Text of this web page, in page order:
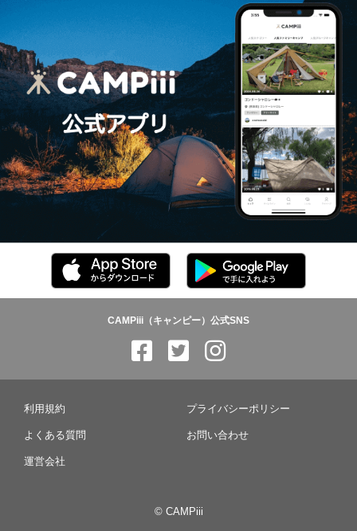
CAMPiii（キャンピー）公式SNS
利用規約 プライバシーポリシー
よくある質問 お問い合わせ
運営会社
© CAMPiii